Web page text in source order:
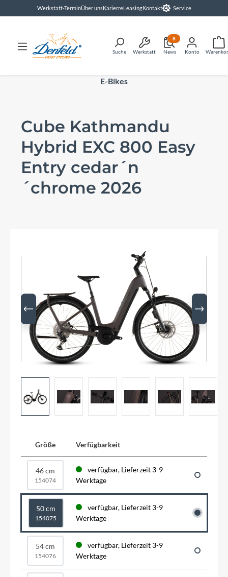
springenWerkstatt-TerminÜber unsKarierreLeasingKontakt Service
Suche Werkstatt News
8
Konto
E-Bikes
Cube Kathmandu
Hybrid EXC 800 Easy
Entry cedar´n
´chrome 2026
Größe Verfügbarkeit
46 cm
154074
verfügbar, Lieferzeit 3-9
Werktage
50 cm
154075
verfügbar, Lieferzeit 3-9
Werktage
54 cm
154076
verfügbar, Lieferzeit 3-9
Werktage